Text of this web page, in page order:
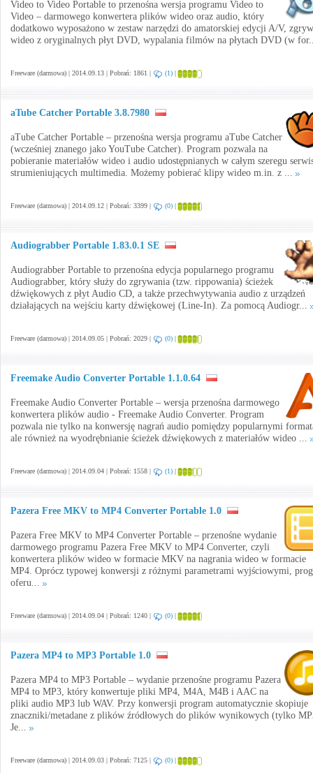
Video to Video Portable to przenośna wersja programu Video to
Video – darmowego konwertera plików wideo oraz audio, który
dodatkowo wyposażono w zestaw narzędzi do amatorskiej edycji A/V,
wideo z oryginalnych płyt DVD, wypalania filmów na płytach DVD (w
Freeware (darmowa) | 2014.09.13 | Pobrań: 1861 | (1) |
aTube Catcher Portable 3.8.7980
aTube Catcher Portable – przenośna wersja programu aTube Catcher
(wcześniej znanego jako YouTube Catcher). Program pozwala na
pobieranie materiałów wideo i audio udostępnianych w całym szeregu
strumieniujących multimedia. Możemy pobierać klipy wideo m.in. z ...
Freeware (darmowa) | 2014.09.12 | Pobrań: 3399 | (0) |
Audiograbber Portable 1.83.0.1 SE
Audiograbber Portable to przenośna edycja popularnego programu
Audiograbber, który służy do zgrywania (tzw. rippowania) ścieżek
dźwiękowych z płyt Audio CD, a także przechwytywania audio z urządzeń
działających na wejściu karty dźwiękowej (Line-In). Za pomocą Audiogr...
Freeware (darmowa) | 2014.09.05 | Pobrań: 2029 | (0) |
Freemake Audio Converter Portable 1.1.0.64
Freemake Audio Converter Portable – wersja przenośna darmowego
konwertera plików audio - Freemake Audio Converter. Program
pozwala nie tylko na konwersję nagrań audio pomiędzy popularnymi
ale również na wyodrębnianie ścieżek dźwiękowych z materiałów wideo ...
Freeware (darmowa) | 2014.09.04 | Pobrań: 1558 | (1) |
Pazera Free MKV to MP4 Converter Portable 1.0
Pazera Free MKV to MP4 Converter Portable – przenośne wydanie
darmowego programu Pazera Free MKV to MP4 Converter, czyli
konwertera plików wideo w formacie MKV na nagrania wideo w formacie
MP4. Oprócz typowej konwersji z różnymi parametrami wyjściowymi,
oferu...
Freeware (darmowa) | 2014.09.04 | Pobrań: 1240 | (0) |
Pazera MP4 to MP3 Portable 1.0
Pazera MP4 to MP3 Portable – wydanie przenośne programu Pazera
MP4 to MP3, który konwertuje pliki MP4, M4A, M4B i AAC na
pliki audio MP3 lub WAV. Przy konwersji program automatycznie skopiuje
znaczniki/metadane z plików źródłowych do plików wynikowych (tylko
Je...
Freeware (darmowa) | 2014.09.03 | Pobrań: 7125 | (0) |